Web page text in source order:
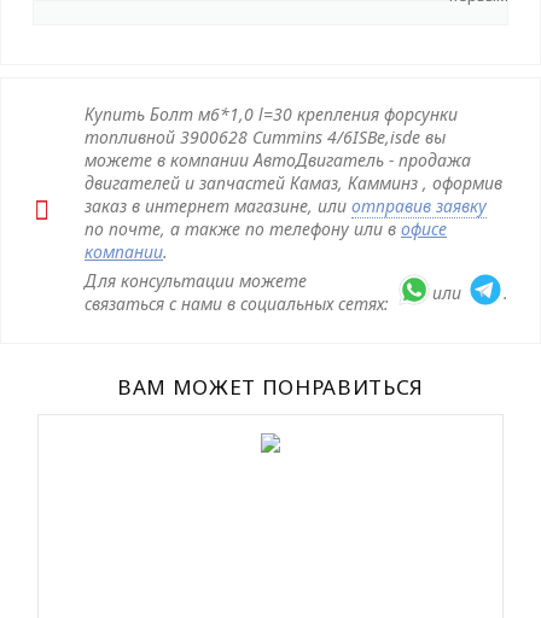
Купить Болт м6*1,0 l=30 крепления форсунки
топливной 3900628 Cummins 4/6ISBe,isde вы
можете в компании АвтоДвигатель - продажа
двигателей и запчастей Камаз, Камминз , оформив
заказ в интернет магазине, или отправив заявку
по почте, а также по телефону или в офисе
компании.
Для консультации можете
связаться с нами в социальных сетях:
или .
ВАМ МОЖЕТ ПОНРАВИТЬСЯ